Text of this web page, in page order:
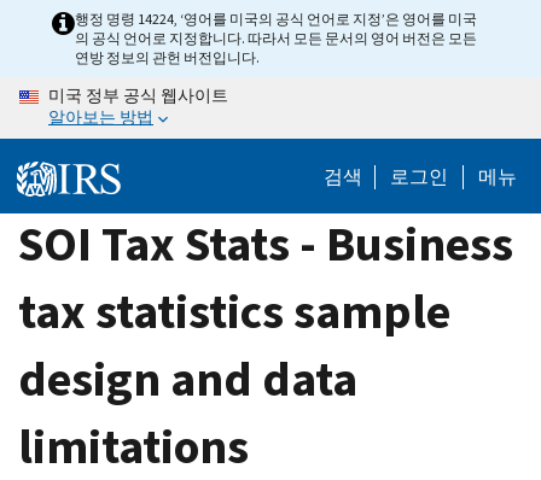
content
행정 명령 14224, ‘영어를 미국의 공식 언어로 지정’은 영어를 미국
의 공식 언어로 지정합니다. 따라서 모든 문서의 영어 버전은 모든
연방 정보의 관헌 버전입니다.
미국 정부 공식 웹사이트
알아보는 방법
검색 로그인 메뉴
SOI Tax Stats - Business
tax statistics sample
design and data
limitations